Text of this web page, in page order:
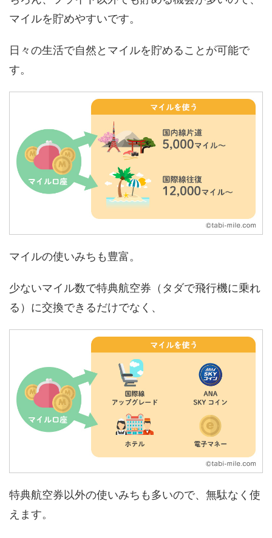
マイルを貯めやすいです。
日々の生活で自然とマイルを貯めることが可能で
す。
マイルの使いみちも豊富。
少ないマイル数で特典航空券（タダで飛行機に乗れ
る）に交換できるだけでなく、
特典航空券以外の使いみちも多いので、無駄なく使
えます。